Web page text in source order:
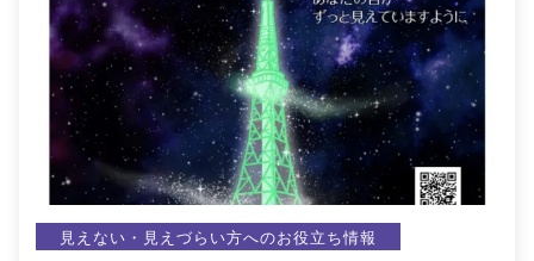
#メノコト #メノコト神社 #アイフレイル
#子どもの視力低下 #目の健康
#サンシャインメガネ #目のかすみ #ドライアイ
#目の疲れ #目が痛い #ブルーライト #HEV
#ルテイン #コンタクトレンズ
#ビジョントレーニング #こどもの目の日
見えない・見えづらい方へのお役立ち情報